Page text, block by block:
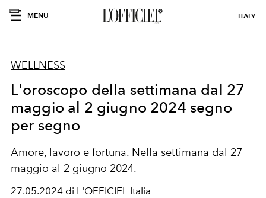
MENU ITALY
WELLNESS
L'oroscopo della settimana dal 27
maggio al 2 giugno 2024 segno
per segno
Amore, lavoro e fortuna. Nella settimana dal 27
maggio al 2 giugno 2024.
27.05.2024 di L'OFFICIEL Italia